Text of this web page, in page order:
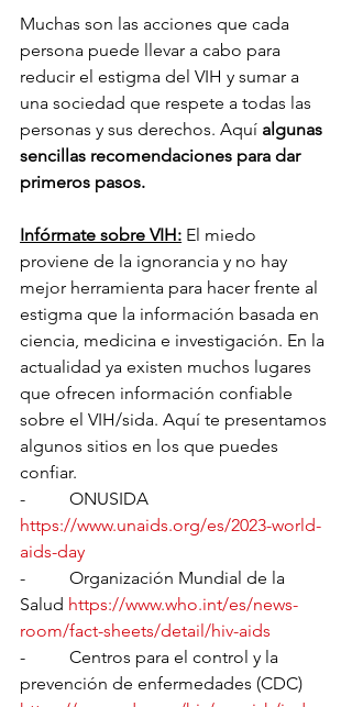
Muchas son las acciones que cada
persona puede llevar a cabo para
reducir el estigma del VIH y sumar a
una sociedad que respete a todas las
personas y sus derechos. Aquí algunas
sencillas recomendaciones para dar
primeros pasos.
Infórmate sobre VIH: El miedo
proviene de la ignorancia y no hay
mejor herramienta para hacer frente al
estigma que la información basada en
ciencia, medicina e investigación. En la
actualidad ya existen muchos lugares
que ofrecen información confiable
sobre el VIH/sida. Aquí te presentamos
algunos sitios en los que puedes
confiar.
-          ONUSIDA
https://www.unaids.org/es/2023-world-
aids-day
-          Organización Mundial de la
Salud https://www.who.int/es/news-
room/fact-sheets/detail/hiv-aids
-          Centros para el control y la
prevención de enfermedades (CDC)